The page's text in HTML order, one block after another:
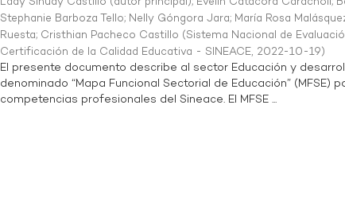
Stephanie Barboza Tello; Nelly Góngora Jara; María Rosa
Ruesta; Cristhian Pacheco Castillo (Sistema Nacional de
Certificación de la Calidad Educativa - SINEACE, 2022-10-19)
El presente documento describe al sector Educación y
denominado “Mapa Funcional Sectorial de Educación” (MFSE)
competencias profesionales del Sineace. El MFSE ...